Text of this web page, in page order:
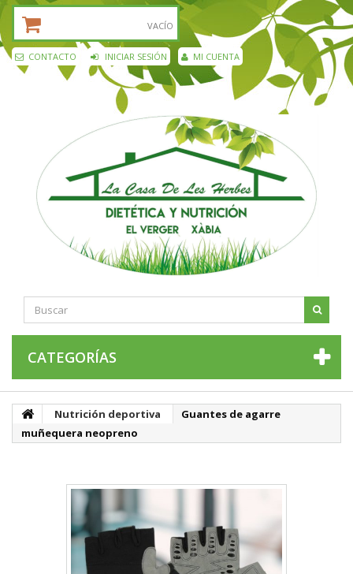
VACÍO
CONTACTO INICIAR SESIÓN MI CUENTA
CATEGORÍAS
Nutrición deportiva
Guantes de agarre
muñequera neopreno